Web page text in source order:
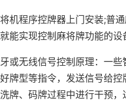
机程序控牌器上门安装;普
能实现控制麻将牌功能的设
或无线信号控制原理：一
牌型等指令，发送信号给
牌、码牌过程中进行干预，